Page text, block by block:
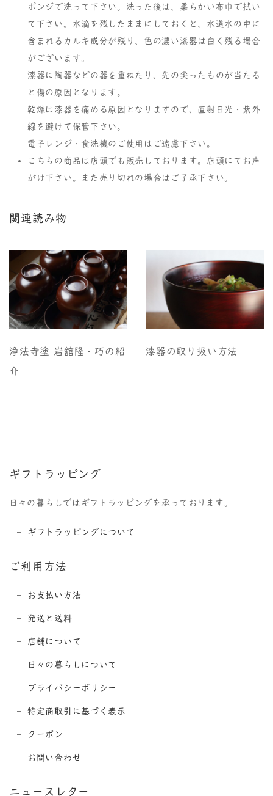
ポンジで洗って下さい。洗った後は、柔らかい布巾で拭い
て下さい。水滴を残したままにしておくと、水道水の中に
含まれるカルキ成分が残り、色の濃い漆器は白く残る場合
がございます。
漆器に陶器などの器を重ねたり、先の尖ったものが当たる
と傷の原因となります。
乾燥は漆器を痛める原因となりますので、直射日光・紫外
線を避けて保管下さい。
電子レンジ・食洗機のご使用はご遠慮下さい。
こちらの商品は店頭でも販売しております。店頭にてお声
がけ下さい。また売り切れの場合はご了承下さい。
関連読み物
浄法寺塗 岩舘隆・巧の紹
介
漆器の取り扱い方法
ギフトラッピング
日々の暮らしではギフトラッピングを承っております。
ギフトラッピングについて
ご利用方法
お支払い方法
発送と送料
店舗について
日々の暮らしについて
プライバシーポリシー
特定商取引に基づく表示
クーポン
お問い合わせ
ニュースレター